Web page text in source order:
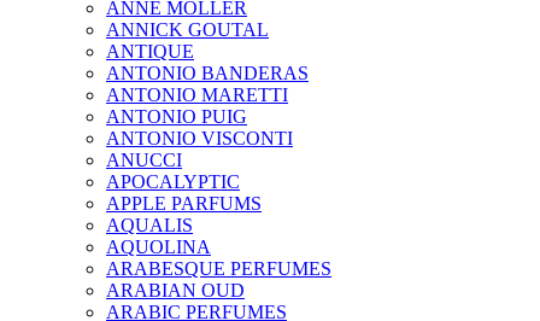
ANNE MOLLER
ANNICK GOUTAL
ANTIQUE
ANTONIO BANDERAS
ANTONIO MARETTI
ANTONIO PUIG
ANTONIO VISCONTI
ANUCCI
APOCALYPTIC
APPLE PARFUMS
AQUALIS
AQUOLINA
ARABESQUE PERFUMES
ARABIAN OUD
ARABIC PERFUMES